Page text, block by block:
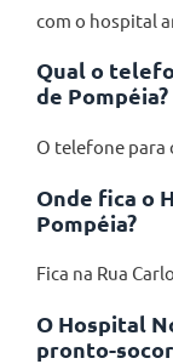
com o hospital
Qual o
de Pompéia?
O telefone para
Onde fica o
Pompéia?
Fica na Rua
O Hospital
pronto-